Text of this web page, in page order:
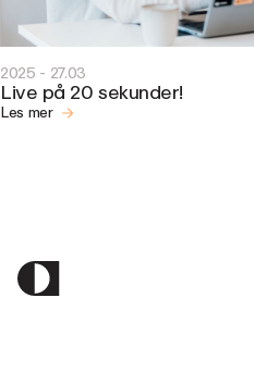
2025 - 27.03
Live på 20 sekunder!
Les mer